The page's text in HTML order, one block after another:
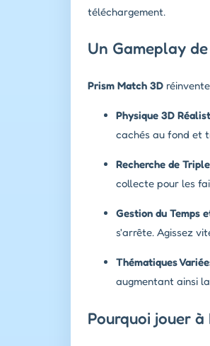
téléchargement.
Un Gameplay
Prism Match 3D
Physique 3D
cachés au fond et
Recherche de
collecte pour les
Gestion du Temps
s'arrête. Agissez
Thématiques
augmentant ainsi
Pourquoi jouer